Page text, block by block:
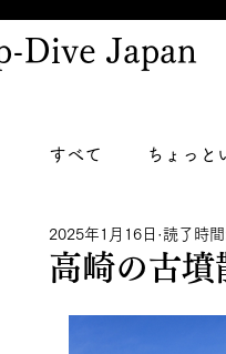
Dive Japan
すべて ちょっと
高崎の古
2025年1月16日 読了時